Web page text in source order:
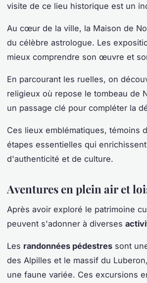
visite de ce lieu historique est un
Au cœur de la ville, la Maison de
du célèbre astrologue. Les
mieux comprendre son œuvre et
En parcourant les ruelles, on
religieux où repose le tombeau de
un passage clé pour compléter la
Ces lieux emblématiques, témoins
étapes essentielles qui
d'authenticité et de culture.
Aventures en plein air et
Après avoir exploré le patrimoine
peuvent s'adonner à diverses
Les randonnées pédestres sont
des Alpilles et le massif du
une faune variée. Ces excursions